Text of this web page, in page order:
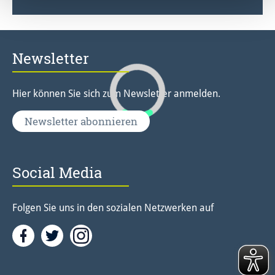
Newsletter
Hier können Sie sich zum Newsletter anmelden.
Newsletter abonnieren
Social Media
Folgen Sie uns in den sozialen Netzwerken auf
FacebookTwitter<